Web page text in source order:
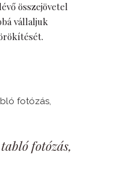
összejövetel
vállaljuk
fotózás,